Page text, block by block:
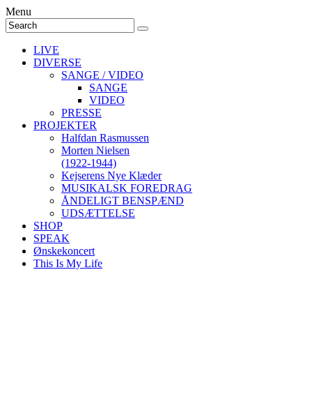
Menu
LIVE
DIVERSE
SANGE / VIDEO
SANGE
VIDEO
PRESSE
PROJEKTER
Halfdan Rasmussen
Morten Nielsen
(1922-1944)
Kejserens Nye Klæder
MUSIKALSK FOREDRAG
ÅNDELIGT BENSPÆND
UDSÆTTELSE
SHOP
SPEAK
Ønskekoncert
This Is My Life